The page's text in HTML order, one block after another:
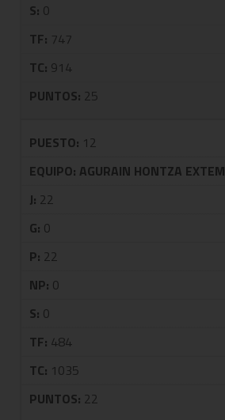
S: 0
TF: 747
TC: 914
PUNTOS: 25
PUESTO: 12
EQUIPO: AGURAIN HONTZA EXTEM
J: 22
G: 0
P: 22
NP: 0
S: 0
TF: 484
TC: 1035
PUNTOS: 22